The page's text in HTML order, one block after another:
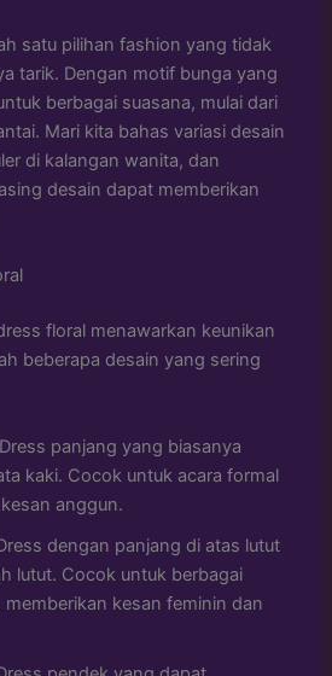
satu pilihan fashion yang tidak
tarik. Dengan motif bunga yang
berbagai suasana, mulai dari
Mari kita bahas variasi desain
di kalangan wanita, dan
desain dapat memberikan
floral menawarkan keunikan
beberapa desain yang sering
Dress panjang yang biasanya
kaki. Cocok untuk acara formal
anggun.
dengan panjang di atas lutut
lutut. Cocok untuk berbagai
memberikan kesan feminin dan